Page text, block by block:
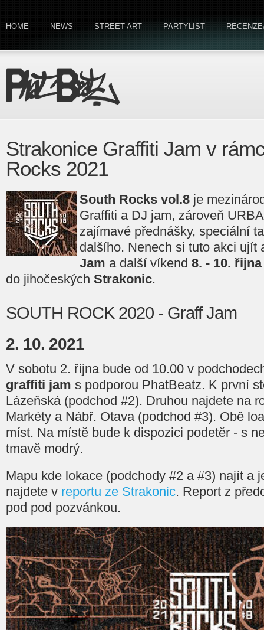
HOME NEWS STREET ART PARTYLIST
Strakonice Graffiti Jam v
Rocks 2021
South Rocks vol.8 je
Graffiti a DJ jam, zároveň
zajímavé přednášky, speciální
dalšího. Nenech si tuto akci ujít
Jam a další víkend 8. - 10.
do jihočeských Strakonic.
SOUTH ROCK 2020 - Graff Jam
2. 10. 2021
V sobotu 2. října bude od 10.00 v
graffiti jam s podporou PhatBeatz. K první
Lázeňská (podchod #2). Druhou najdete na
Markéty a Nábř. Otava (podchod #3). Obě
míst. Na místě bude k dispozici podetěr - s
tmavě modrý.
Mapu kde lokace (podchody #2 a #3) najít a
najdete v reportu ze Strakonic. Report z
pod pod pozvánkou.